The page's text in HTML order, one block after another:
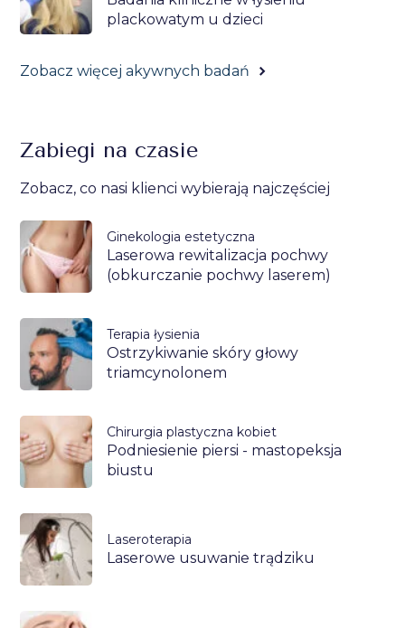
plackowatym u dzieci
Zobacz więcej akywnych badań
Zabiegi na czasie
Zobacz, co nasi klienci wybierają najczęściej
Ginekologia estetyczna
Laserowa rewitalizacja pochwy
(obkurczanie pochwy laserem)
Terapia łysienia
Ostrzykiwanie skóry głowy
triamcynolonem
Chirurgia plastyczna kobiet
Podniesienie piersi - mastopeksja
biustu
Laseroterapia
Laserowe usuwanie trądziku